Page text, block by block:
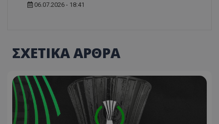
06.07.2026 - 18:41
ΣΧΕΤΙΚΑ ΑΡΘΡΑ